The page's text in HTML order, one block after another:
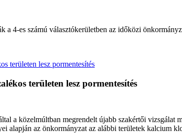
a 4-es számú választókerületben az időközi
területen lesz pormentesítés
a közelmúltban megrendelt újabb szakértői
alapján az önkormányzat az alábbi területek kalcium